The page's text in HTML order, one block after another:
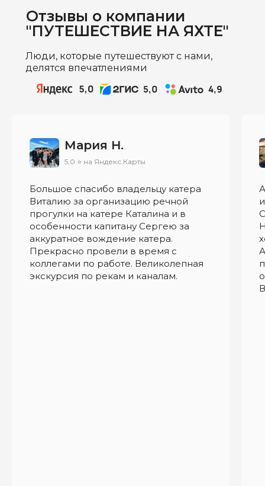
Отзывы о компании
"ПУТЕШЕСТВИЕ НА ЯХТЕ"
Люди, которые путешествуют с нами,
делятся впечатлениями
Мария Н.
5,0 ⭐ на Яндекс.Карты
Большое спасибо владельцу катера
Виталию за организацию речной
прогулки на катере Каталина и в
особенности капитану Сергею за
аккуратное вождение катера.
Прекрасно провели в время с
коллегами по работе. Великолепная
экскурсия по рекам и каналам.